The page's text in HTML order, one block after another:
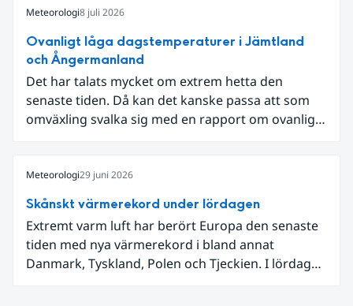
Meteorologi8 juli 2026
Ovanligt låga dagstemperaturer i Jämtland
och Ångermanland
Det har talats mycket om extrem hetta den
senaste tiden. Då kan det kanske passa att som
omväxling svalka sig med en rapport om ovanligt
Meteorologi29 juni 2026
Skånskt värmerekord under lördagen
Extremt varm luft har berört Europa den senaste
tiden med nya värmerekord i bland annat
Danmark, Tyskland, Polen och Tjeckien. I lördags